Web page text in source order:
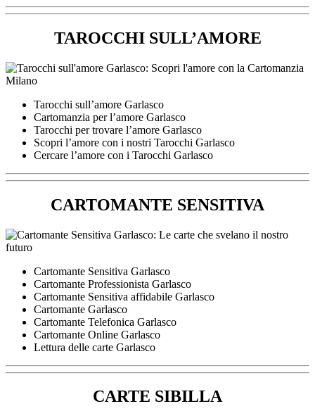
TAROCCHI SULL’AMORE
Tarocchi sull’amore Garlasco
Cartomanzia per l’amore Garlasco
Tarocchi per trovare l’amore Garlasco
Scopri l’amore con i nostri Tarocchi Garlasco
Cercare l’amore con i Tarocchi Garlasco
CARTOMANTE SENSITIVA
Cartomante Sensitiva Garlasco
Cartomante Professionista Garlasco
Cartomante Sensitiva affidabile Garlasco
Cartomante Garlasco
Cartomante Telefonica Garlasco
Cartomante Online Garlasco
Lettura delle carte Garlasco
CARTE SIBILLA